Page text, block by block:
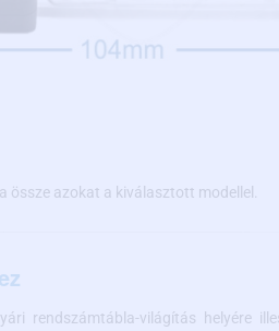
azokat a kiválasztott modellel.
rendszámtábla-világítás helyére